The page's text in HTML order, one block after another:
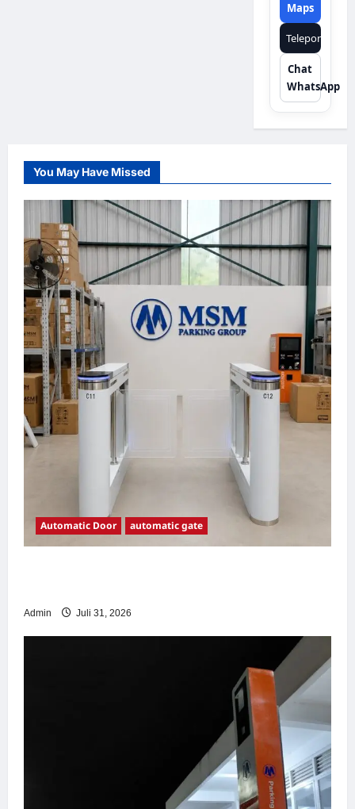
Maps
Telepon
Chat
WhatsApp
You May Have Missed
Automatic Door automatic gate
Admin Juli 31, 2026